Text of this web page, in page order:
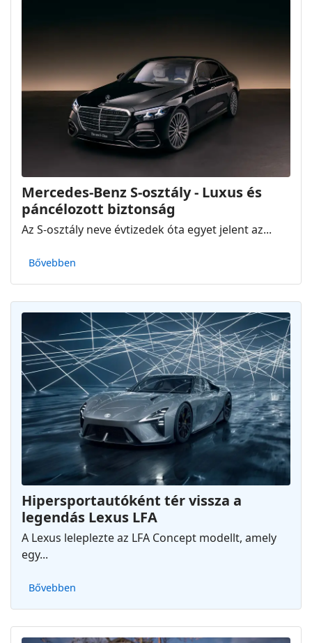
Mercedes-Benz S-osztály - Luxus és
páncélozott biztonság
Az S-osztály neve évtizedek óta egyet jelent az...
Bővebben
Hipersportautóként tér vissza a
legendás Lexus LFA
A Lexus leleplezte az LFA Concept modellt, amely
egy...
Bővebben